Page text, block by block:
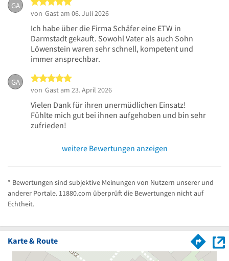
GA
von Gast am 06. Juli 2026
Ich habe über die Firma Schäfer eine ETW in
Darmstadt gekauft. Sowohl Vater als auch Sohn
Löwenstein waren sehr schnell, kompetent und
immer ansprechbar.
GA
von Gast am 23. April 2026
Vielen Dank für ihren unermüdlichen Einsatz!
Fühlte mich gut bei ihnen aufgehoben und bin sehr
zufrieden!
weitere Bewertungen anzeigen
* Bewertungen sind subjektive Meinungen von Nutzern unserer und
anderer Portale. 11880.com überprüft die Bewertungen nicht auf
Echtheit.
Karte & Route